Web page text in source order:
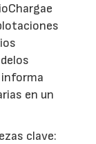
informa
en un
clave: